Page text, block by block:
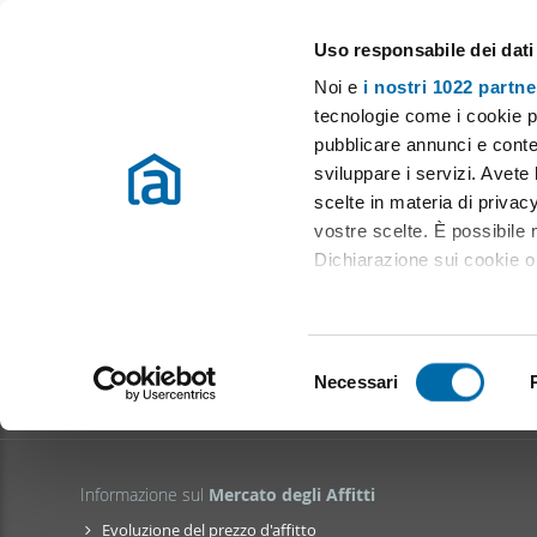
Uso responsabile dei dati
Noi e i nostri 1022
tecnologie come i cookie
pubblicare annunci e
sviluppare i servizi.
scelte in materia di
vostre scelte. È possibile
Dichiarazione sui cookie
Identificare il tuo
(impronte digitali).
Utilizziamo i cookie per
e
Necessari
Case e appartamenti in affitto in tutta Italia
Immobili in affitto a Citta' Sant'angelo
Appartamento arredato con terrazzo San martino bassa
Appartamento arredato Marina
Appartamento arredato con terrazzo Citta' sant'Angelo
Informazione sul Mercato degli Affitti
Evoluzione del prezzo d'affitto